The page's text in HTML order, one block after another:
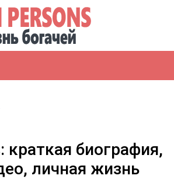
краткая биография,
личная жизнь